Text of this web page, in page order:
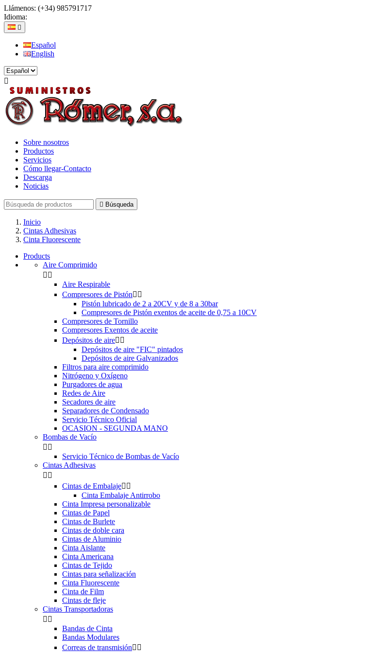
Llámenos: (+34) 985791717
Idioma:

Español
English

Sobre nosotros
Productos
Servicios
Cómo llegar-Contacto
Descarga
Noticias
 Búsqueda
Inicio
Cintas Adhesivas
Cinta Fluorescente
Products
Aire Comprimido
 
Aire Respirable
Compresores de Pistón 
Pistón lubricado de 2 a 20CV y de 8 a 30bar
Compresores de Pistón exentos de aceite de 0,75 a 10CV
Compresores de Tornillo
Compresores Exentos de aceite
Depósitos de aire 
Depósitos de aire "FIC" pintados
Depósitos de aire Galvanizados
Filtros para aire comprimido
Nitrógeno y Oxígeno
Purgadores de agua
Redes de Aire
Secadores de aire
Separadores de Condensado
Servicio Técnico Oficial
OCASION - SEGUNDA MANO
Bombas de Vacío
 
Servicio Técnico de Bombas de Vacío
Cintas Adhesivas
 
Cintas de Embalaje 
Cinta Embalaje Antirrobo
Cinta Impresa personalizable
Cintas de Papel
Cintas de Burlete
Cintas de doble cara
Cintas de Aluminio
Cinta Aislante
Cinta Americana
Cintas de Tejido
Cintas para señalización
Cinta Fluorescente
Cinta de Film
Cintas de fleje
Cintas Transportadoras
 
Bandas de Cinta
Bandas Modulares
Correas de transmisión 